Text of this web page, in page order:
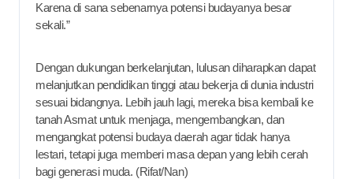
Karena di sana sebenarnya potensi budayanya besar
sekali.”
Dengan dukungan berkelanjutan, lulusan diharapkan dapat
melanjutkan pendidikan tinggi atau bekerja di dunia industri
sesuai bidangnya. Lebih jauh lagi, mereka bisa kembali ke
tanah Asmat untuk menjaga, mengembangkan, dan
mengangkat potensi budaya daerah agar tidak hanya
lestari, tetapi juga memberi masa depan yang lebih cerah
bagi generasi muda. (Rifat/Nan)